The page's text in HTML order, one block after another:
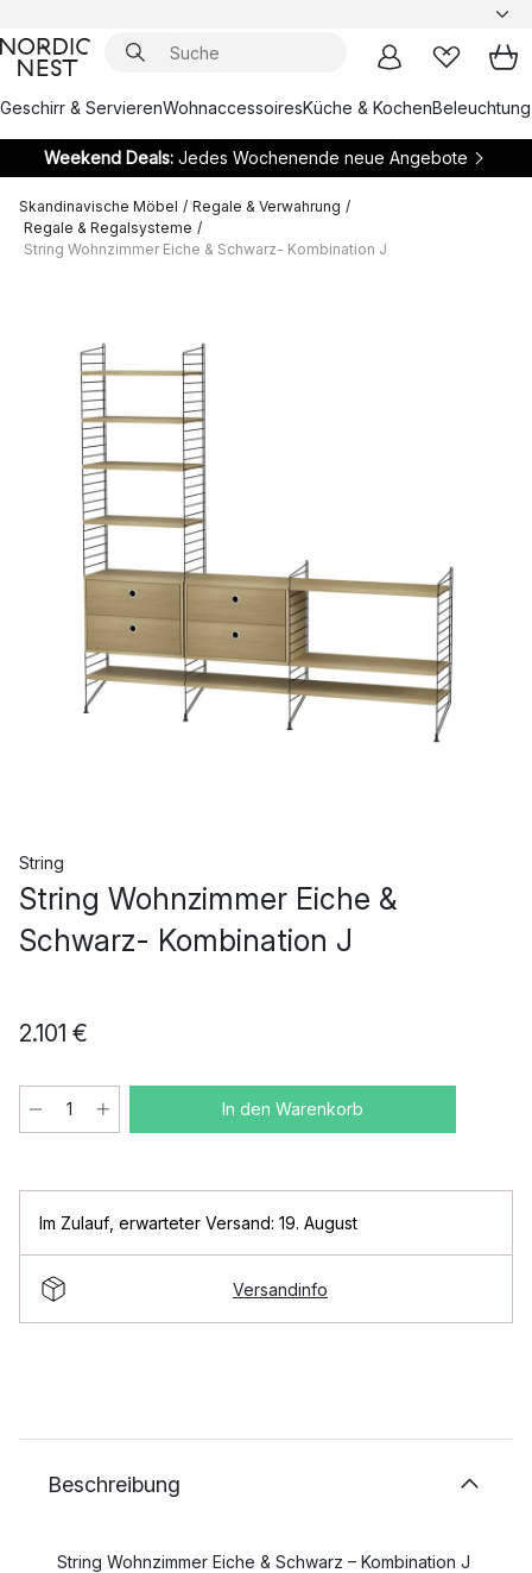
Geschirr & ServierenWohnaccessoiresKüche & KochenBeleuchtung
Weekend Deals:Jedes Wochenende neue Angebote
Skandinavische Möbel / Regale & Verwahrung /
Regale & Regalsysteme /
String Wohnzimmer Eiche & Schwarz- Kombination J
String
String Wohnzimmer Eiche &
Schwarz- Kombination J
2.101 €
In den Warenkorb
Im Zulauf erwarteter Versand: 19. August
Versandinfo
Beschreibung
String Wohnzimmer Eiche & Schwarz – Kombination J